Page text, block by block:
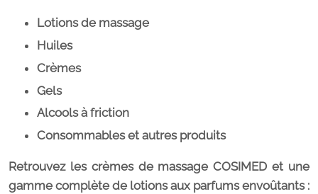
Lotions de massage
Huiles
Crèmes
Gels
Alcools à friction
Consommables et autres produits
Retrouvez les crèmes de massage COSIMED et une
gamme complète de lotions aux parfums envoûtants :